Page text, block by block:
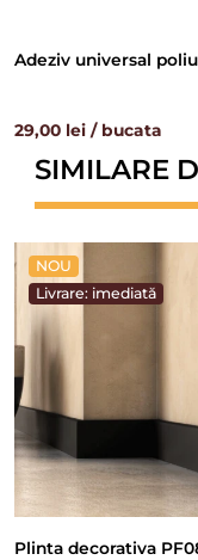
Adeziv universal
29,00 lei / bucata
SIMILARE
NOU
Livrare: imediată
Plinta decorativa